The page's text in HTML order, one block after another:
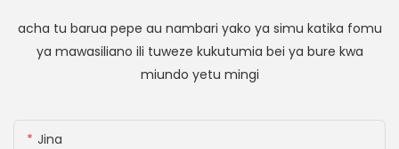
acha tu barua pepe au nambari yako ya simu katika fomu
ya mawasiliano ili tuweze kukutumia bei ya bure kwa
miundo yetu mingi
Jina